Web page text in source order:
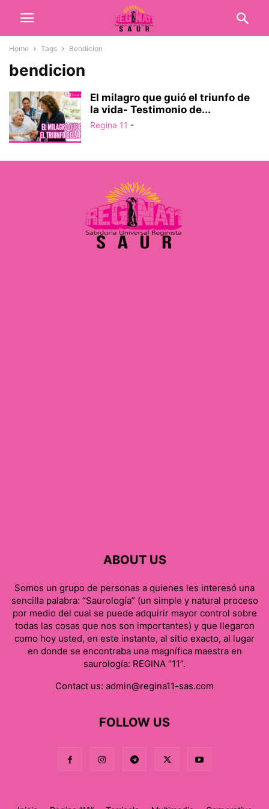
Home Tags Bendicion
bendicion
El milagro que guió el triunfo de
la vida- Testimonio de...
Regina 11 -
ABOUT US
Somos un grupo de personas a quienes les interesó una
sencilla palabra: “Saurología” (un simple y natural proceso
por medio del cual se puede adquirir mayor control sobre
todas las cosas que nos son importantes) y que llegaron
como hoy usted, en este instante, al sitio exacto, al lugar
en donde se encontraba una magnífica maestra en
saurología: REGINA “11”.
Contact us: admin@regina11-sas.com
FOLLOW US